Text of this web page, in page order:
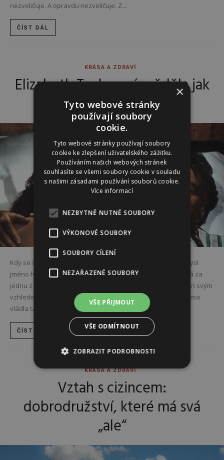
nezveličuje. A opravdu nezveličuje. Z...
ČÍST DÁL
KRÁSA A ZDRAVÍ
Elizabeth Taylorová: věděla jak
žít a milovat!
Kdy se řekne hollywoodská diva, pak mnohým vytane na mysl
jméno herečky Elizabeth Taylorová. Po právu je považovaná za
jednu z nejkrásnějších žen světa, ale upoutat dokázala nejen svým
vzhledem. Půvabná umělkyně s dofialova zabarvenýma očima
vládla také nesporným...
ČÍST DÁL
KRÁSA A ZDRAVÍ
Vztah s cizincem:
dobrodružství, které má svá
„ale“
×
Tyto webové stránky
používají soubory
cookie.
Tyto webové stránky používají soubory
cookie ke zlepšení uživatelského zážitku.
Používáním našich webových stránek
souhlasíte se všemi soubory cookie v souladu
s našimi zásadami používání souborů cookie.
Více informací
NEZBYTNĚ NUTNÉ SOUBORY
VÝKONOVÉ SOUBORY
SOUBORY CÍLENÍ
NEZAŘAZENÉ SOUBORY
VŠE PŘIJMOUT
VŠE ODMÍTNOUT
ZOBRAZIT PODROBNOSTI